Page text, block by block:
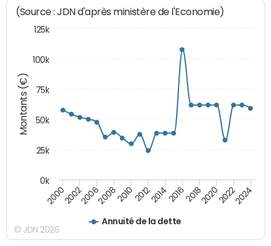
Montants (€)
(Source : JDN d'après ministère de l'Economie)
Annuité de la dette
200020022006200820102012201420162018202020222024
0k
25k
50k
75k
100k
125k
© JDN 2026